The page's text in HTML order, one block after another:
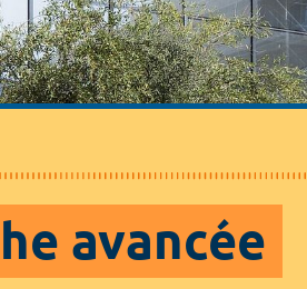
avancée